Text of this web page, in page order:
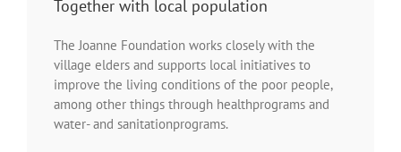
Together with local population
The Joanne Foundation works closely with the
village elders and supports local initiatives to
improve the living conditions of the poor people,
among other things through healthprograms and
water- and sanitationprograms.